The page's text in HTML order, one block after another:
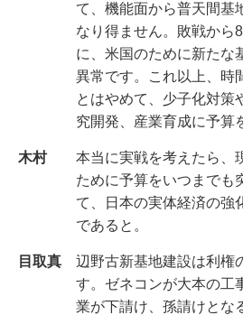
て、機能面から普天間基
なり得ません。敗戦から
に、米国のために新たな
異常です。これ以上、時
とはやめて、少子化対策
究開発、産業育成に予算
木村
本当に実戦を考えたら、
ために予算をいつまでも
て、日本の実体経済の強
であると。
目取真
辺野古新基地建設は利権
す。ゼネコンが大本の工
業が下請け、孫請けとな